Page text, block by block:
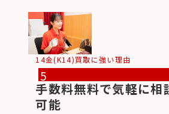
14金(K14)買取に強い理由
5
手数料無料で気軽に相
可能